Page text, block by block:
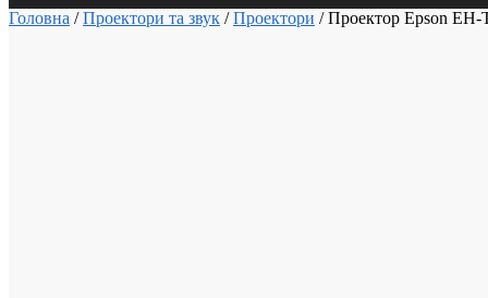
Головна /Проектори та звук /Проектори /Проектор Epson